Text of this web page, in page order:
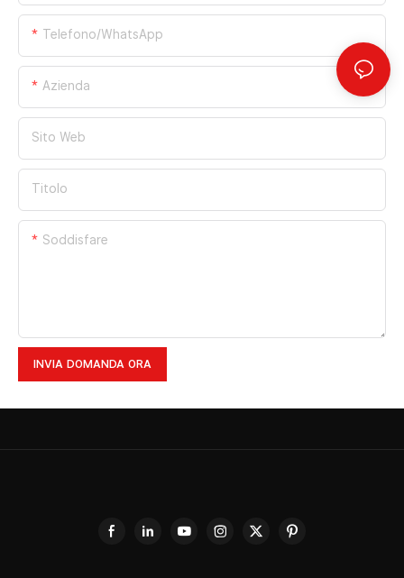
Telefono/WhatsApp
Azienda
Sito Web
Titolo
Soddisfare
INVIA DOMANDA ORA